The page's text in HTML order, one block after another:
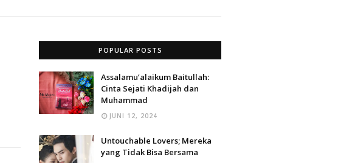
POPULAR POSTS
Assalamu’alaikum Baitullah:
Cinta Sejati Khadijah dan
Muhammad
JUNI 12, 2024
Untouchable Lovers; Mereka
yang Tidak Bisa Bersama